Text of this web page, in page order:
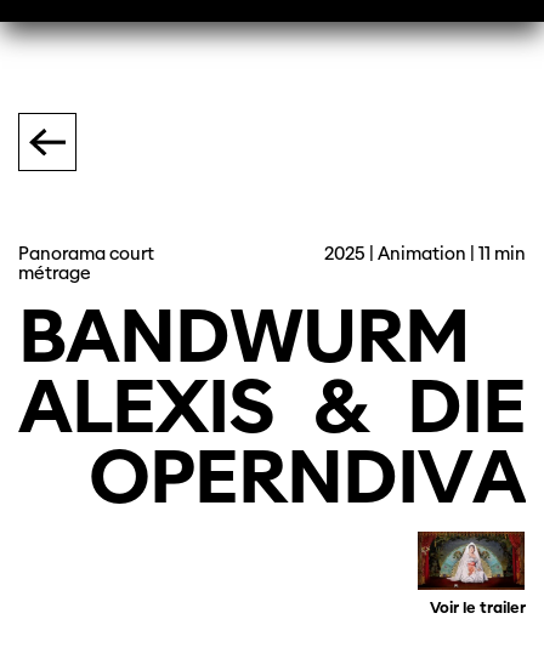
Panorama court
métrage
2025 | Animation | 11 min
BANDWURM
ALEXIS & DIE
OPERNDIVA
Voir le trailer